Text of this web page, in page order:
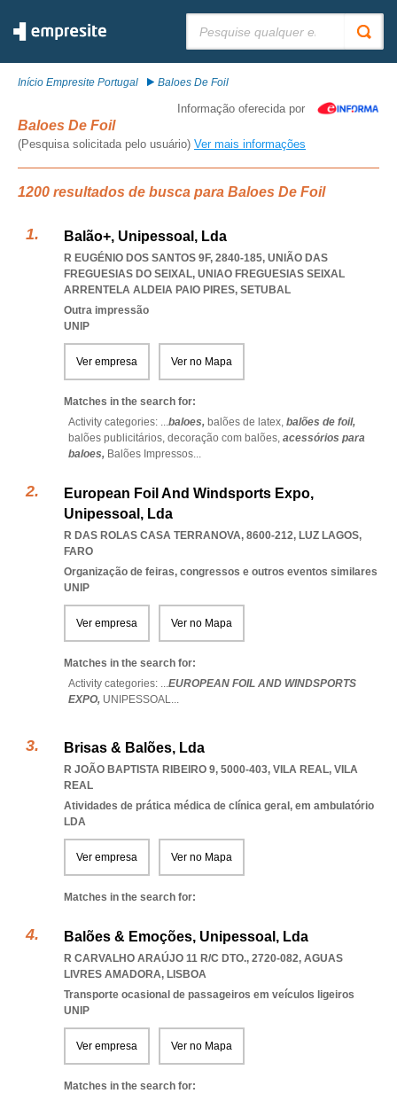
Início Empresite Portugal Baloes De Foil
Informação oferecida por
Baloes De Foil
(Pesquisa solicitada pelo usuário) Ver mais informações
1200 resultados de busca para Baloes De Foil
Balão+, Unipessoal, Lda
R EUGÉNIO DOS SANTOS 9F, 2840-185, UNIÃO DAS
FREGUESIAS DO SEIXAL, UNIAO FREGUESIAS SEIXAL
ARRENTELA ALDEIA PAIO PIRES, SETUBAL
Outra impressão
UNIP
Ver empresa Ver no Mapa
Matches in the search for:
Activity categories: ...baloes, balões de latex, balões de foil,
balões publicitários, decoração com balões, acessórios para
baloes, Balões Impressos...
European Foil And Windsports Expo,
Unipessoal, Lda
R DAS ROLAS CASA TERRANOVA, 8600-212, LUZ LAGOS,
FARO
Organização de feiras, congressos e outros eventos similares
UNIP
Ver empresa Ver no Mapa
Matches in the search for:
Activity categories: ...EUROPEAN FOIL AND WINDSPORTS
EXPO, UNIPESSOAL...
Brisas & Balões, Lda
R JOÃO BAPTISTA RIBEIRO 9, 5000-403, VILA REAL, VILA
REAL
Atividades de prática médica de clínica geral, em ambulatório
LDA
Ver empresa Ver no Mapa
Matches in the search for:
Balões & Emoções, Unipessoal, Lda
R CARVALHO ARAÚJO 11 R/C DTO., 2720-082, AGUAS
LIVRES AMADORA, LISBOA
Transporte ocasional de passageiros em veículos ligeiros
UNIP
Ver empresa Ver no Mapa
Matches in the search for: